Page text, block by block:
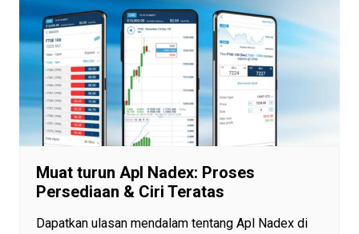
Muat turun Apl Nadex: Proses
Persediaan & Ciri Teratas
Dapatkan ulasan mendalam tentang Apl Nadex di